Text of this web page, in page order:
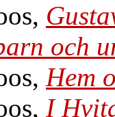
och
Hem
I